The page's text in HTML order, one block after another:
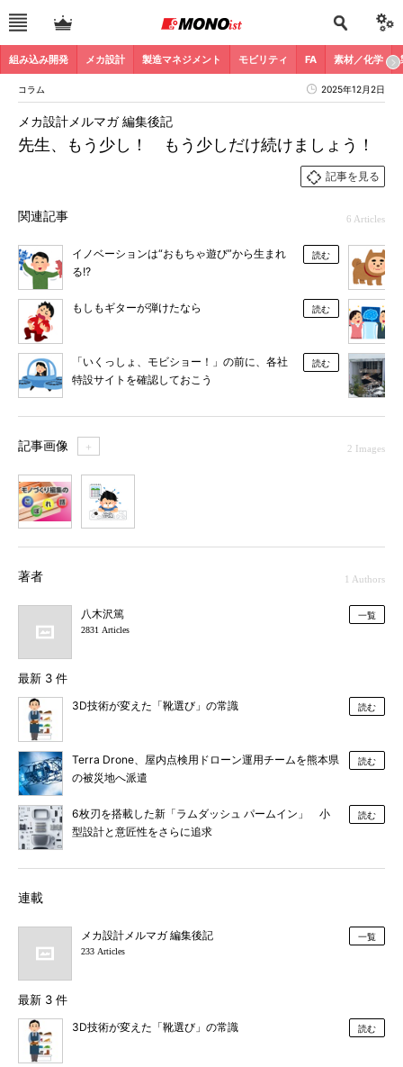
組み込み開発 メカ設計 製造マネジメント モビリティ FA 素材／化学
コラム 2025年12月2日
先生、もう少し！ もう少しだけ続けましょう！
メカ設計メルマガ 編集後記
記事を見る
関連記事 6 Articles
イノベーションは“おもちゃ遊び”から生まれ
る!?
読む
もしもギターが弾けたなら 読む
「いくっしょ、モビショー！」の前に、各社
特設サイトを確認しておこう
読む
記事画像 ＋ 2 Images
著者 1 Authors
八木沢篤
2831 Articles
一覧
最新 3 件
3D技術が変えた「靴選び」の常識 読む
Terra Drone、屋内点検用ドローン運用チームを熊本県
の被災地へ派遣
読む
6枚刃を搭載した新「ラムダッシュ パームイン」 小
型設計と意匠性をさらに追求
読む
連載
メカ設計メルマガ 編集後記
233 Articles
一覧
最新 3 件
3D技術が変えた「靴選び」の常識 読む